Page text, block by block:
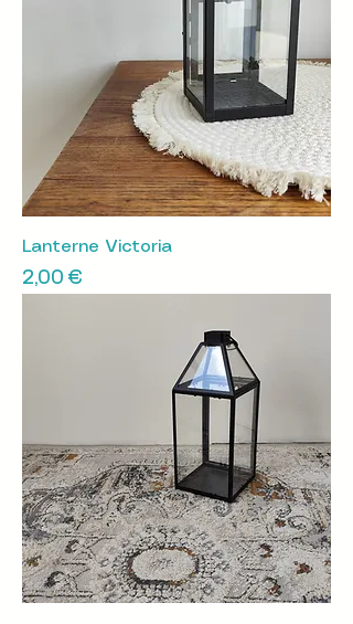
Lanterne Victoria
Prix
2,00 €